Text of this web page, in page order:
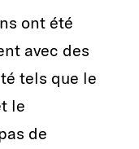
ont été
avec des
tels que le
le
de